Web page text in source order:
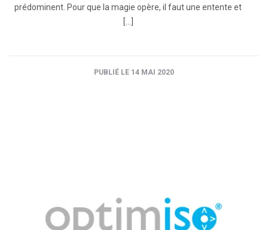
prédominent. Pour que la magie opère, il faut une entente et
PUBLIÉ LE 14 MAI 2020